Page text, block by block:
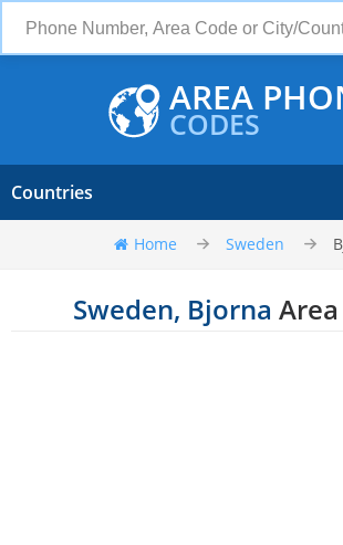
AREA
CODES
Countries
Home Sweden
Sweden, Bjorna